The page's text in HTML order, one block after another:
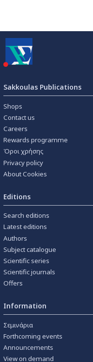
Sakkoulas Publications
Shops
Contact us
Careers
Rewards programme
Όροι χρήσης
Privacy policy
About Cookies
Editions
Search editions
Latest editions
Authors
Subject catalogue
Scientific series
Scientific journals
Offers
Information
Σεμινάρια
Forthcoming events
Announcements
View on demand